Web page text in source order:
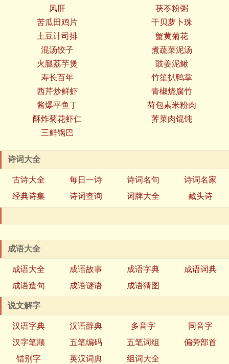
风肝
茯苓粉粥
苦瓜田鸡片
干贝萝卜珠
土豆计司排
蟹黄菊花
混汤饺子
煮蔬菜泥汤
火腿荔芋煲
豉姜泥鳅
寿长百年
竹笙扒鸭掌
西芹炒鲜虾
青椒烧腐竹
酱爆平鱼丁
荷包素米粉肉
酥炸菊花虾仁
荠菜肉馄饨
三鲜锅巴
诗词大全
古诗大全 每日一诗 诗词名句
诗词名家
经典诗集
诗词查询 词牌大全 藏头诗
成语大全
成语大全 成语故事 成语字典
成语词典
成语造句
成语谜语 成语猜图
说文解字
汉语字典 汉语辞典 多音字
同音字
汉字笔顺
五笔编码 五笔词组
偏旁部首
错别字
英汉词典 组词大全